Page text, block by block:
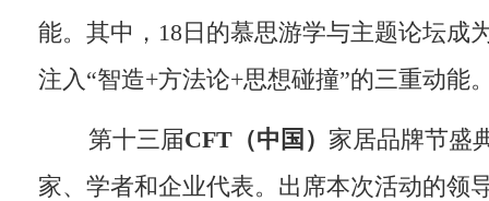
能。其中，18日的慕思游学与主题论坛成
注入“智造+方法论+思想碰撞”的三重动能
第十三届CFT （中国 ） 家居品牌节盛
家、学者和企业代表。出席本次活动的领